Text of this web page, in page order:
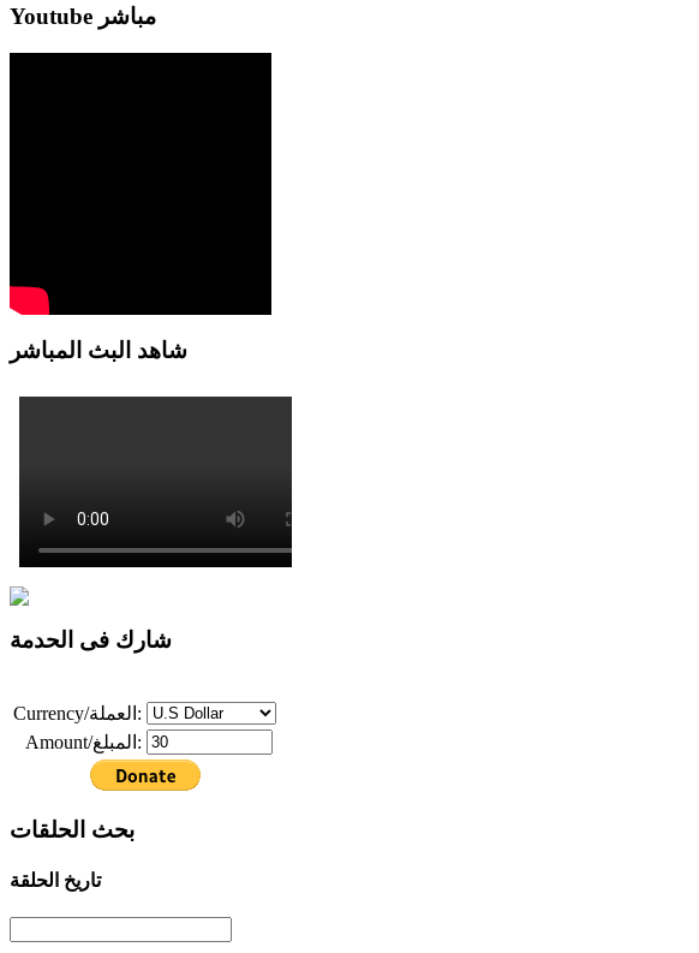
Youtube مباشر
شاهد البث المباشر
شارك فى الحدمة
Currency/العملة:
Amount/المبلغ:
بحث الحلقات
تاريخ الحلقة